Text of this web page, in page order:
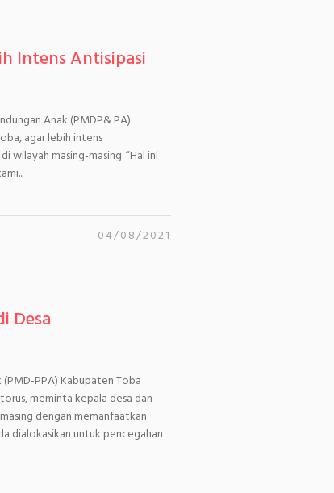
Intens Antisipasi
Anak (PMDP& PA)
agar lebih intens
wilayah masing-masing. “Hal ini
04/08/2021
Desa
PPA) Kabupaten Toba
meminta kepala desa dan
dengan memanfaatkan
dialokasikan untuk pencegahan